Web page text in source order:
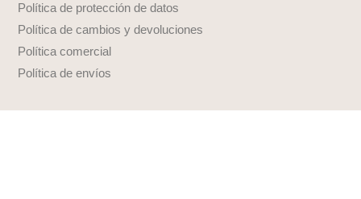
Política de protección de datos
Política de cambios y devoluciones
Política comercial
Política de envíos